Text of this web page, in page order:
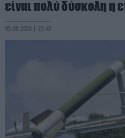
είναι πολύ δύσκολη η
05.08.2026 | 23:43